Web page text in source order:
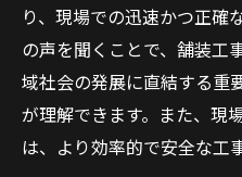
り、現場での迅速かつ正確
の声を聞くことで、舗装工
域社会の発展に直結する重
が理解できます。また、現
は、より効率的で安全な工